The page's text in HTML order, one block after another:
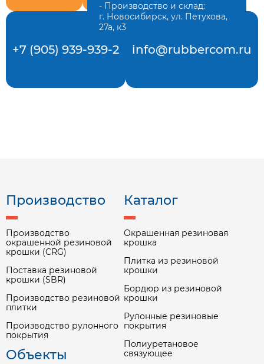
- Производство и склад:
г. Новосибирск, ул. Петухова,
27а, к3
+7 (905) 939-939-2 info@rubbercom.ru
Производство
Производство
окрашенной резиновой
крошки (CRG)
Поставка резиновой
крошки (SBR)
Производство резиновой
плитки
Производство рулонного
покрытия
Объекты
Каталог
Окрашенная резиновая
крошка
Плитка из резиновой
крошки
Бордюр из резиновой
крошки
Рулонные резиновые
покрытия
Полиуретановое
связующее